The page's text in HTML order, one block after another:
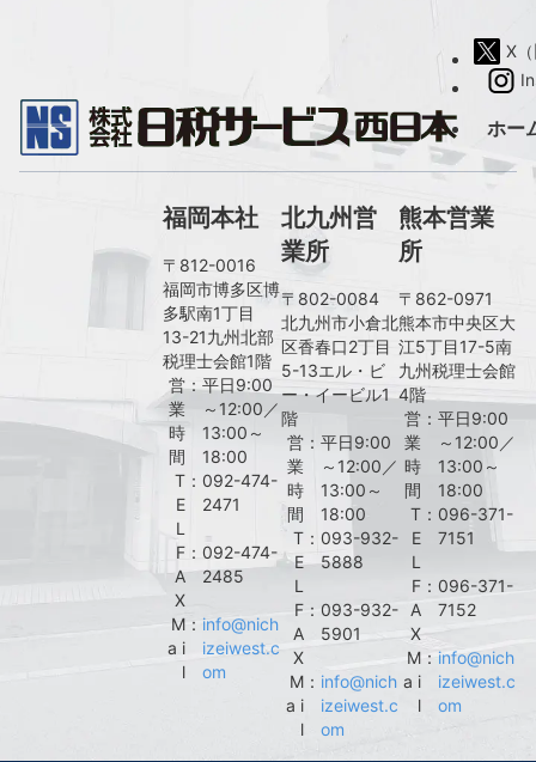
X
ホー
福岡本社
〒812-0016
福岡市博多区博
多駅南1丁目
13-21九州北部
税理士会館1階
営
業
時
間
： 平日9:00
～12:00／
13:00～
18:00
T
E
L
： 092-474-
2471
F
A
X
： 092-474-
2485
M
a i
l
： info@nich
izeiwest.c
om
北九州営
業所
〒802-0084
北九州市小倉北
区香春口2丁目
5-13エル・ビ
ー・イービル1
階
営
業
時
間
： 平日9:00
～12:00／
13:00～
18:00
T
E
L
： 093-932-
5888
F
A
X
： 093-932-
5901
M
a i
l
： info@nich
izeiwest.c
om
熊本営業
所
〒862-0971
熊本市中央区大
江5丁目17-5南
九州税理士会館
4階
営
業
時
間
：平日9:00
～12:00／
13:00～
18:00
T
E
L
： 096-371-
7151
F
A
X
：096-371-
7152
M
a i
l
： info@nich
izeiwest.c
om